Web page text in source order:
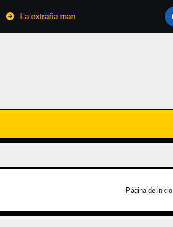
La extraña manera de convertirse en familia
Página de inicio